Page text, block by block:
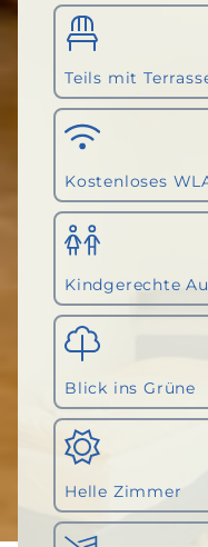
Teils mit
Kostenloses
Kindgerechte
Blick ins Grüne
Helle Zimmer